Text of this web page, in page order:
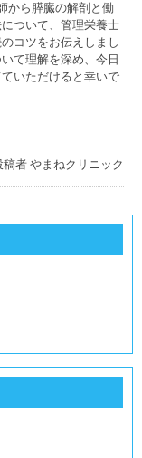
から膵臓の解剖と働
ついて、管理栄養士
コツをお伝えしまし
て理解を深め、今日
いただけると幸いで
稿者 やまねクリニック